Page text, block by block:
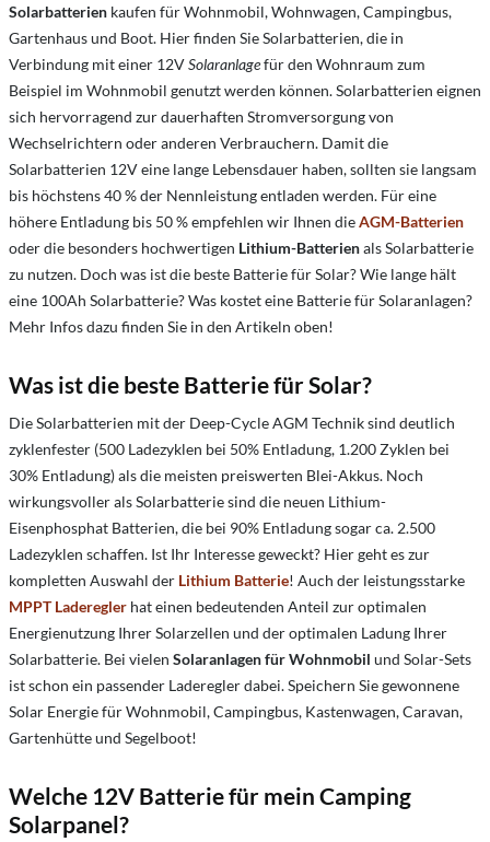
Solarbatterien kaufen für Wohnmobil, Wohnwagen, Campingbus,
Gartenhaus und Boot. Hier finden Sie Solarbatterien, die in
Verbindung mit einer 12VSolaranlagefür den Wohnraum zum
Beispiel im Wohnmobil genutzt werden können. Solarbatterien eignen
sich hervorragend zur dauerhaften Stromversorgung von
Wechselrichtern oder anderen Verbrauchern. Damit die
Solarbatterien 12V eine lange Lebensdauer haben, sollten sie langsam
bis höchstens 40 % der Nennleistung entladen werden. Für eine
höhere Entladung bis 50 % empfehlen wir Ihnen dieAGM-Batterien
oder die besonders hochwertigen Lithium-Batterienals Solarbatterie
zu nutzen. Doch was ist die beste Batterie für Solar? Wie lange hält
eine 100Ah Solarbatterie? Was kostet eine Batterie für Solaranlagen?
Mehr Infos dazu finden Sie in den Artikeln oben!
Was ist die beste Batterie für Solar?
Die Solarbatterien mit der Deep-Cycle AGM Technik sind deutlich
zyklenfester (500 Ladezyklen bei 50% Entladung, 1.200 Zyklen bei
30% Entladung) als die meisten preiswerten Blei-Akkus. Noch
wirkungsvoller als Solarbatterie sind die neuen Lithium-
Eisenphosphat Batterien, die bei 90% Entladung sogar ca. 2.500
Ladezyklen schaffen. Ist Ihr Interesse geweckt? Hier geht es zur
kompletten Auswahl der Lithium Batterie! Auch der leistungsstarke
MPPT Laderegler hat einen bedeutenden Anteil zur optimalen
Energienutzung Ihrer Solarzellen und der optimalen Ladung Ihrer
Solarbatterie. Bei vielen Solaranlagen für Wohnmobil und Solar-Sets
ist schon ein passender Laderegler dabei. Speichern Sie gewonnene
Solar Energie für Wohnmobil, Campingbus, Kastenwagen, Caravan,
Gartenhütte und Segelboot!
Welche 12V Batterie für mein Camping
Solarpanel?